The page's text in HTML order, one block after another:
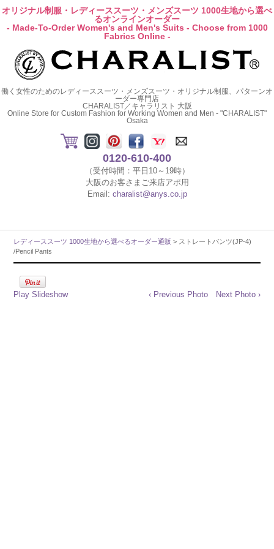
オリジナル制服・レディーススーツ・メンズスーツ 1000生地から選べ
るオンラインオーダー
- Made-To-Order Women's and Men's Suits - Choose from 1000
Fabrics Online -
働く女性のためのレディーススーツ・メンズスーツ・オリジナル制服、パターンオ
ーダー専門店
CHARALIST／キャラリスト 大阪
Online Store for Custom Fashion for Working Women and Men - "CHARALIST"
Osaka
0120-610-400
（受付時間：平日10～19時）
大阪のお客さまご来店アポ用
Email: charalist@anys.co.jp
レディーススーツ 1000生地から選べるオーダー通販 > ストレートパンツ(JP-4)
/Pencil Pants
Play Slideshow ‹ Previous Photo Next Photo ›